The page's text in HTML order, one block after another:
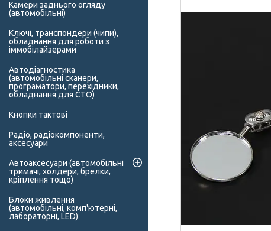
Камери заднього огляду
(автомобільні)
Ключі, транспондери (чипи),
обладнання для роботи з
іммобілайзерами
Автодіагностика
(автомобільні сканери,
програматори, перехідники,
обладнання для СТО)
Кнопки тактові
Радіо, радіокомпоненти,
аксесуари
Автоаксесуари (автомобільні
тримачі, холдери, брелки,
кріплення тощо)
Блоки живлення
(автомобільні, комп'ютерні,
лабораторні, LED)